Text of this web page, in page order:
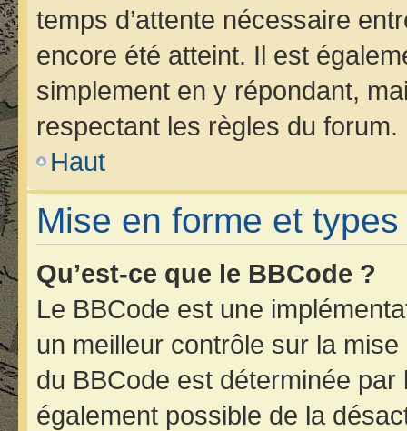
temps d’attente nécessaire
encore été atteint. Il est
simplement en y répondant,
respectant les règles du forum.
Haut
Mise en forme et
Qu’est-ce que le BBCode ?
Le BBCode est une
un meilleur contrôle sur la mise
du BBCode est déterminée par
également possible de la